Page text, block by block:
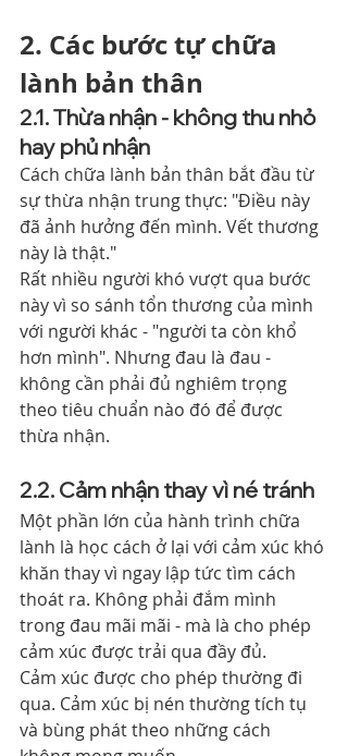
2. Các bước tự chữa
lành bản thân
2.1. Thừa nhận - không thu nhỏ
hay phủ nhận
Cách chữa lành bản thân bắt đầu từ
sự thừa nhận trung thực: "Điều này
đã ảnh hưởng đến mình. Vết thương
này là thật."
Rất nhiều người khó vượt qua bước
này vì so sánh tổn thương của mình
với người khác - "người ta còn khổ
hơn mình". Nhưng đau là đau -
không cần phải đủ nghiêm trọng
theo tiêu chuẩn nào đó để được
thừa nhận.
2.2. Cảm nhận thay vì né tránh
Một phần lớn của hành trình chữa
lành là học cách ở lại với cảm xúc khó
khăn thay vì ngay lập tức tìm cách
thoát ra. Không phải đắm mình
trong đau mãi mãi - mà là cho phép
cảm xúc được trải qua đầy đủ.
Cảm xúc được cho phép thường đi
qua. Cảm xúc bị nén thường tích tụ
và bùng phát theo những cách